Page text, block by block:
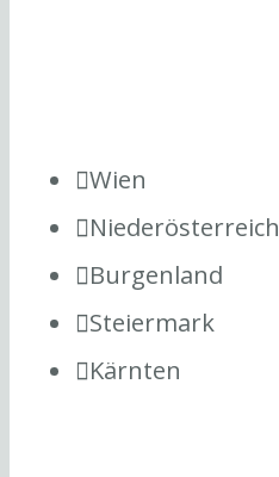
Wien
Niederösterreich
Burgenland
Steiermark
Kärnten